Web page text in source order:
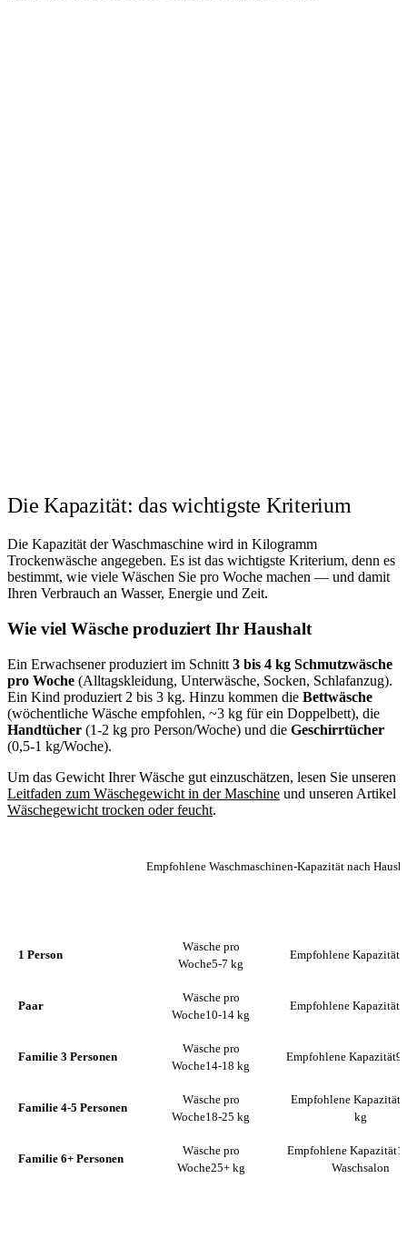
Die Kapazität: das wichtigste Kriterium
Die Kapazität der Waschmaschine wird in Kilogramm
Trockenwäsche angegeben. Es ist das wichtigste Kriterium, denn es
bestimmt, wie viele Wäschen Sie pro Woche machen — und damit
Ihren Verbrauch an Wasser, Energie und Zeit.
Wie viel Wäsche produziert Ihr Haushalt
Ein Erwachsener produziert im Schnitt 3 bis 4 kg Schmutzwäsche
pro Woche (Alltagskleidung, Unterwäsche, Socken, Schlafanzug).
Ein Kind produziert 2 bis 3 kg. Hinzu kommen die Bettwäsche
(wöchentliche Wäsche empfohlen, ~3 kg für ein Doppelbett), die
Handtücher (1-2 kg pro Person/Woche) und die Geschirrtücher
(0,5-1 kg/Woche).
Um das Gewicht Ihrer Wäsche gut einzuschätzen, lesen Sie unseren
Leitfaden zum Wäschegewicht in der Maschine und unseren Artikel
Wäschegewicht trocken oder feucht.
Empfohlene Waschmaschinen-Kapazität nach
1 Person
Wäsche pro
Woche5-7 kg
Empfohlene Kapazität
Paar
Wäsche pro
Woche10-14 kg
Empfohlene Kapazität
Familie 3 Personen
Wäsche pro
Woche14-18 kg
Empfohlene Kapazität
Familie 4-5 Personen
Wäsche pro
Woche18-25 kg
Empfohlene Kapazität
kg
Familie 6+ Personen
Wäsche pro
Woche25+ kg
Empfohlene Kapazität
Waschsalon